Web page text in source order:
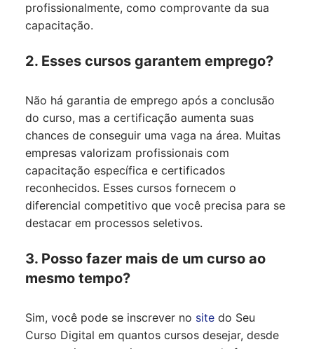
profissionalmente, como comprovante da sua
capacitação.
2. Esses cursos garantem emprego?
Não há garantia de emprego após a conclusão
do curso, mas a certificação aumenta suas
chances de conseguir uma vaga na área. Muitas
empresas valorizam profissionais com
capacitação específica e certificados
reconhecidos. Esses cursos fornecem o
diferencial competitivo que você precisa para se
destacar em processos seletivos.
3. Posso fazer mais de um curso ao
mesmo tempo?
Sim, você pode se inscrever no site do Seu
Curso Digital em quantos cursos desejar, desde